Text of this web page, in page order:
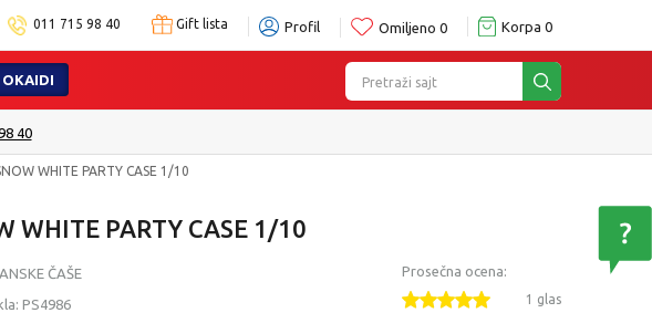
011 715 98 40 Gift lista Profil Omiljeno 0 Korpa 0
Pretraži sajt
OKAIDI
40
WHITE PARTY CASE 1/10
WHITE PARTY CASE 1/10
ČAŠE
PS4986
Prosečna ocena:
1 glas